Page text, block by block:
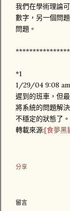
我們在學術理論
數字，另一個問
問題。
*1
1/29/04 9:08 am
遲到的班車，但
將系統的問題解
不穩定的狀態了。
轉載來源:[食夢黑
分享
留言